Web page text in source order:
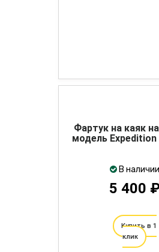
Фартук на каяк
модель Expedition
В наличии
5 400
Купить в 1
клик